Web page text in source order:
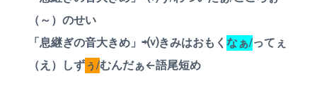
（～）のせい
「息継ぎの音大きめ」⇨⒱きみはおもく なぁ/ってぇ
（え）しずぅ/むんだぁ←語尾短め